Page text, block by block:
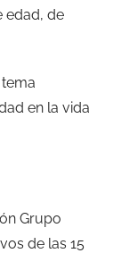
edad, de
en la vida
Grupo
de las 15